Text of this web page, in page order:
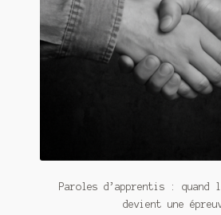
Meurtre en alternance
Meurtre sous couverture
Panier
Sans retour
Paroles d’apprentis : quand
devient une